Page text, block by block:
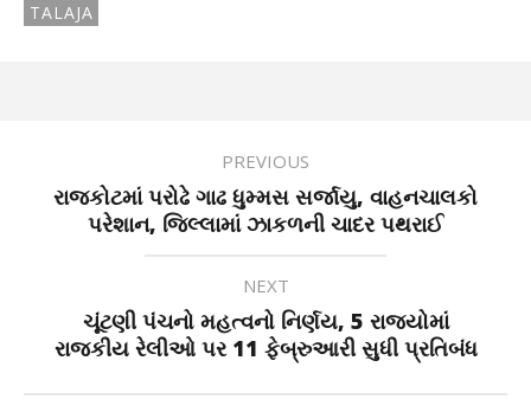
TALAJA
PREVIOUS
રાજકોટમાં પરોઢે ગાઢ ધુમ્મસ સર્જાયુ, વાહનચાલકો
પરેશાન, જિલ્લામાં ઝાકળની ચાદર પથરાઈ
NEXT
ચૂંટણી પંચનો મહત્વનો નિર્ણય, 5 રાજ્યોમાં
રાજકીય રેલીઓ પર 11 ફેબ્રુઆરી સુધી પ્રતિબંધ